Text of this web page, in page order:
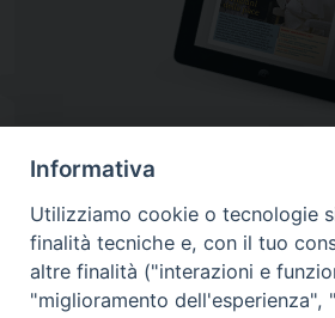
Informativa
Utilizziamo cookie o tecnologie
finalità tecniche e, con il tuo
altre finalità ("interazioni e
"miglioramento dell'esperienza",